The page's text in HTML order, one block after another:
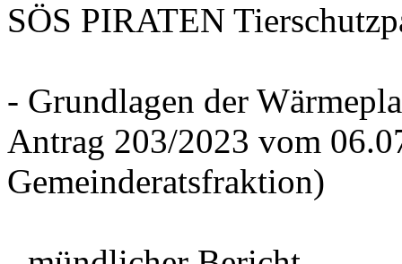
SÖS PIRATEN
- Grundlagen der
Antrag 203/2023 vom
Gemeinderatsfraktion)